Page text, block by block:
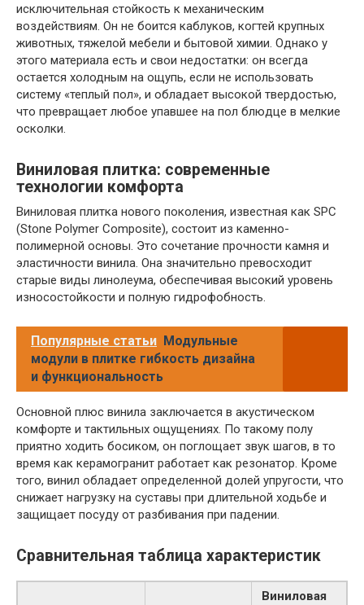
исключительная стойкость к механическим
воздействиям. Он не боится каблуков, когтей крупных
животных, тяжелой мебели и бытовой химии. Однако у
этого материала есть и свои недостатки: он всегда
остается холодным на ощупь, если не использовать
систему «теплый пол», и обладает высокой твердостью,
что превращает любое упавшее на пол блюдце в мелкие
осколки.
Виниловая плитка: современные
технологии комфорта
Виниловая плитка нового поколения, известная как SPC
(Stone Polymer Composite), состоит из каменно-
полимерной основы. Это сочетание прочности камня и
эластичности винила. Она значительно превосходит
старые виды линолеума, обеспечивая высокий уровень
износостойкости и полную гидрофобность.
Популярные статьи Модульные
модули в плитке гибкость дизайна
и функциональность
Основной плюс винила заключается в акустическом
комфорте и тактильных ощущениях. По такому полу
приятно ходить босиком, он поглощает звук шагов, в то
время как керамогранит работает как резонатор. Кроме
того, винил обладает определенной долей упругости, что
снижает нагрузку на суставы при длительной ходьбе и
защищает посуду от разбивания при падении.
Сравнительная таблица характеристик
Виниловая